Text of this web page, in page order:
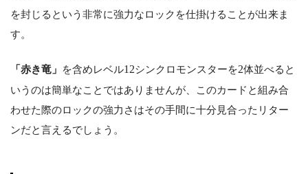
を封じるという非常に強力なロックを仕掛けることが出来ま
す。
「赤き竜」 を含めレベル12シンクロモンスターを2体並べると
いうのは簡単なことではありませんが、このカードと組み合
わせた際のロックの強力さはその手間に十分見合ったリター
ンだと言えるでしょう。